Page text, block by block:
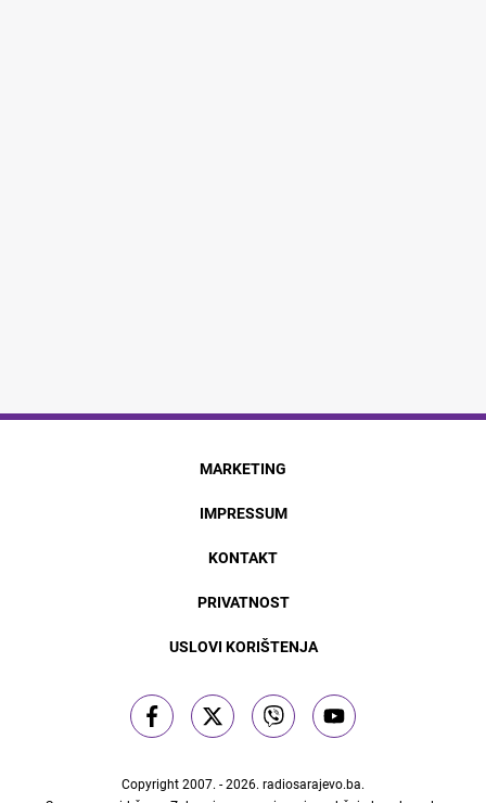
MARKETING
IMPRESSUM
KONTAKT
PRIVATNOST
USLOVI KORIŠTENJA
Copyright 2007. - 2026. radiosarajevo.ba.